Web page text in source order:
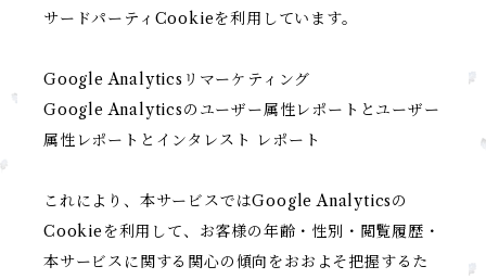
サードパーティCookieを利用しています。
Google Analyticsリマーケティング
Google Analyticsのユーザー属性レポートとユーザー
属性レポートとインタレスト レポート
これにより、本サービスではGoogle Analyticsの
Cookieを利用して、お客様の年齢・性別・閲覧履歴・
本サービスに関する関心の傾向をおおよそ把握するた